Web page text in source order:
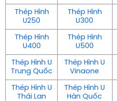
Thép Hình
U250
Thép Hình
U300
Thép Hình
U400
Thép Hình
U500
Thép Hình U
Trung Quốc
Thép Hình U
Vinaone
Thép Hình U
Thái Lan
Thép Hình U
Hàn Quốc